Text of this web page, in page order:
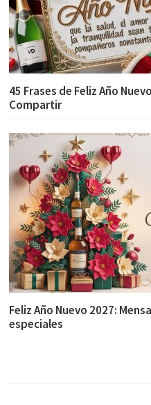
45 Frases de Feliz Año
Compartir
Feliz Año Nuevo 2027:
especiales